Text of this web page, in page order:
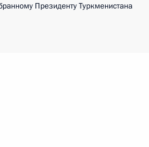
Президенту Туркменистана